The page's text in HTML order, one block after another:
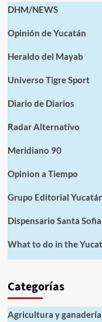
DHM/NEWS
Opinión de Yucatán
Heraldo del Mayab
Universo Tigre Sport
Diario de Diarios
Radar Alternativo
Meridiano 90
Opinion a Tiempo
Grupo Editorial
Dispensario Santa Sofia
What to do in the
Categorías
Agricultura y ganadería